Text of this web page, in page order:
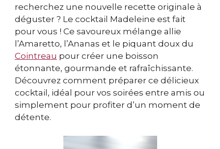
recherchez une nouvelle recette originale à
déguster ? Le cocktail Madeleine est fait
pour vous ! Ce savoureux mélange allie
l’Amaretto, l’Ananas et le piquant doux du
Cointreau pour créer une boisson
étonnante, gourmande et rafraîchissante.
Découvrez comment préparer ce délicieux
cocktail, idéal pour vos soirées entre amis ou
simplement pour profiter d’un moment de
détente.